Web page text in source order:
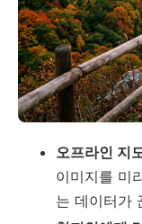
오프라인 지
이미지를 미
는 데이터가